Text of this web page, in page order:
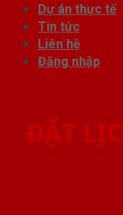
Dự án thực tế
Tin tức
Liên hệ
Đăng nhập
ĐẶT